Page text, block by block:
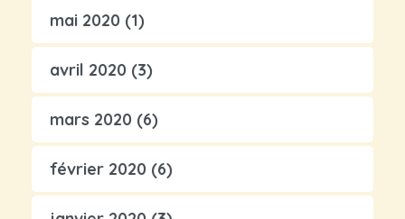
mai 2020 (1)
avril 2020 (3)
mars 2020 (6)
février 2020 (6)